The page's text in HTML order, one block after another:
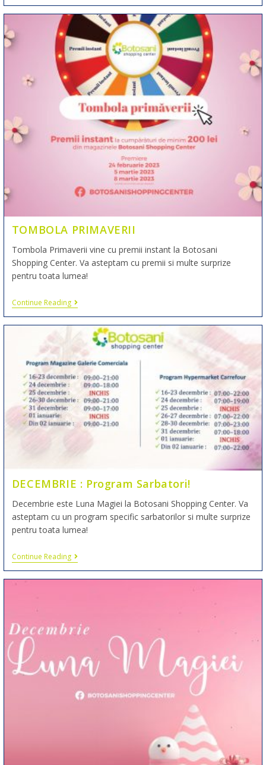
TOMBOLA PRIMAVERII
Tombola Primaverii vine cu premii instant la Botosani
Shopping Center. Va asteptam cu premii si multe surprize
pentru toata lumea!
Continue Reading
DECEMBRIE : Program Sarbatori!
Decembrie este Luna Magiei la Botosani Shopping Center. Va
asteptam cu un program specific sarbatorilor si multe surprize
pentru toata lumea!
Continue Reading